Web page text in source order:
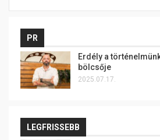
PR
Erdély a
bölcsője
2025.07.17.
LEGFRISSEBB